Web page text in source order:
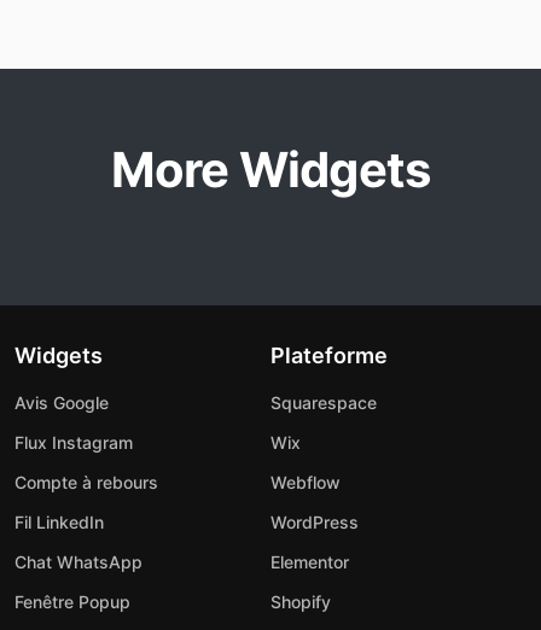
More Widgets
Widgets
Avis Google
Flux Instagram
Compte à rebours
Fil LinkedIn
Chat WhatsApp
Fenêtre Popup
Plateforme
Squarespace
Wix
Webflow
WordPress
Elementor
Shopify